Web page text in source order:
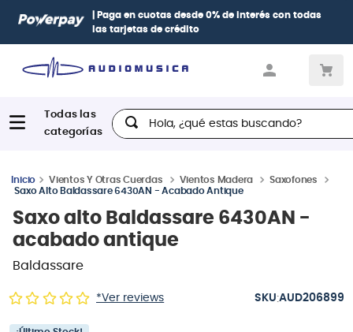
| Paga en cuotas desde 0% de interés con todas
las tarjetas de crédito
Hola, ¿qué estas buscando?
Vientos Y Otras Cuerdas Vientos Madera
Saxofones
Saxo Alto Baldassare 6430AN - Acabado Antique
Saxo alto Baldassare 6430AN -
acabado antique
Baldassare
*Ver reviews :AUD206899